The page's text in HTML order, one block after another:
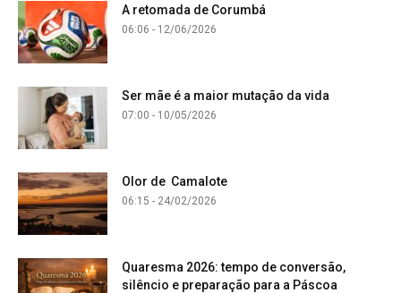
A retomada de Corumbá
06:06 - 12/06/2026
Ser mãe é a maior mutação da vida
07:00 - 10/05/2026
Olor de Camalote
06:15 - 24/02/2026
Quaresma 2026: tempo de conversão,
silêncio e preparação para a Páscoa